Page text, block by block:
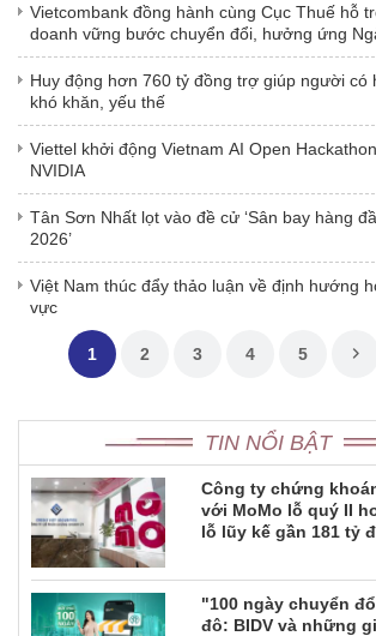
Vietcombank đồng hành cùng Cục Thuế hỗ
doanh vững bước chuyển đổi, hưởng ứng
số 2026
Huy động hơn 760 tỷ đồng trợ giúp người có
khó khăn, yếu thế
Viettel khởi động Vietnam AI Open
NVIDIA
Tân Sơn Nhất lọt vào đề cử ‘Sân bay hàng
2026’
Việt Nam thúc đẩy thảo luận về định hướng
vực
1 2 3 4 5
TIN NỔI BẬT
Công ty chứng
với MoMo lỗ quý II
lỗ lũy kế gần 181 tỷ
"100 ngày chuyển
đô: BIDV và những